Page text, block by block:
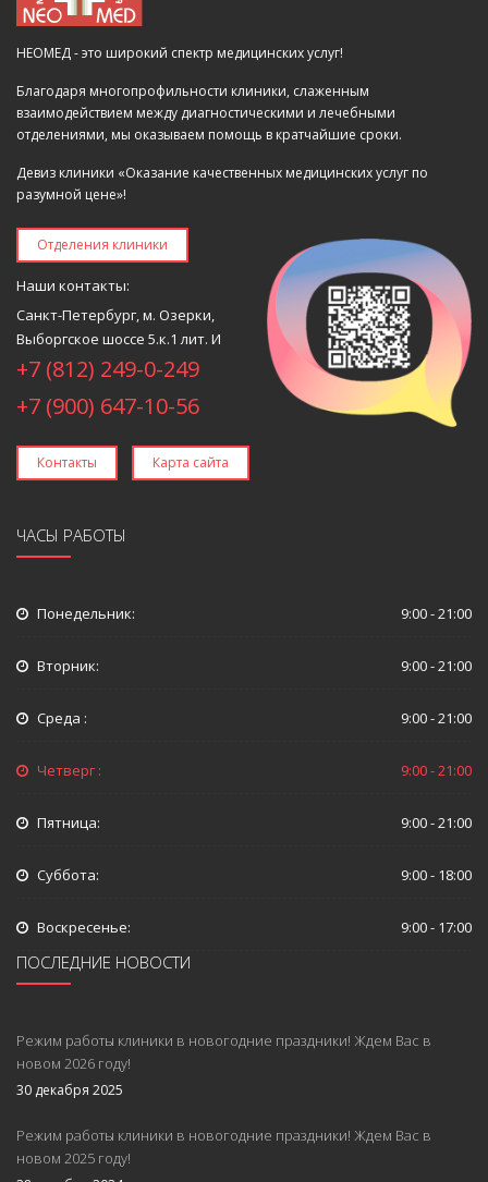
НЕОМЕД - это широкий спектр медицинских услуг!
Благодаря многопрофильности клиники, слаженным
взаимодействием между диагностическими и лечебными
отделениями, мы оказываем помощь в кратчайшие сроки.
Девиз клиники «Оказание качественных медицинских услуг по
разумной цене»!
Отделения клиники
Наши контакты:
Санкт-Петербург, м. Озерки,
Выборгское шоссе 5.к.1 лит. И
+7 (812) 249-0-249
+7 (900) 647-10-56
Контакты Карта сайта
ЧАСЫ РАБОТЫ
Понедельник: 9:00 - 21:00
Вторник: 9:00 - 21:00
Среда : 9:00 - 21:00
Четверг : 9:00 - 21:00
Пятница: 9:00 - 21:00
Суббота: 9:00 - 18:00
Воскресенье: 9:00 - 17:00
ПОСЛЕДНИЕ НОВОСТИ
Режим работы клиники в новогодние праздники! Ждем Вас в
новом 2026 году!
30 декабря 2025
Режим работы клиники в новогодние праздники! Ждем Вас в
новом 2025 году!